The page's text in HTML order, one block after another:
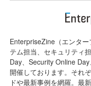
EnterpriseZine（エンタ
テム担当、セキュリティ
Day、Security Online
開催しております。それ
ドや最新事例を網羅。最